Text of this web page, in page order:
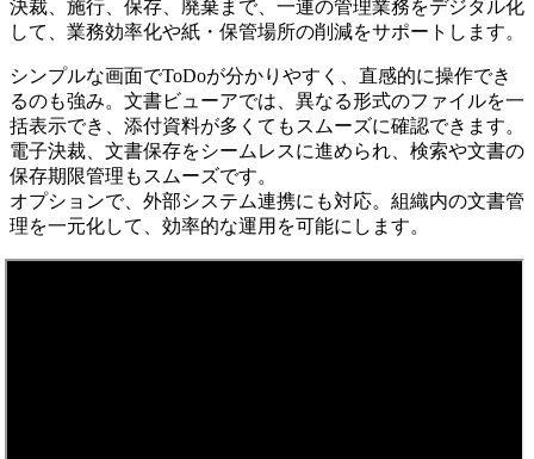
決裁、施行、保存、廃棄まで、一連の管理業務をデジタル化
して、業務効率化や紙・保管場所の削減をサポートします。
シンプルな画面でToDoが分かりやすく、直感的に操作でき
るのも強み。文書ビューアでは、異なる形式のファイルを一
括表示でき、添付資料が多くてもスムーズに確認できます。
電子決裁、文書保存をシームレスに進められ、検索や文書の
保存期限管理もスムーズです。
オプションで、外部システム連携にも対応。組織内の文書管
理を一元化して、効率的な運用を可能にします。